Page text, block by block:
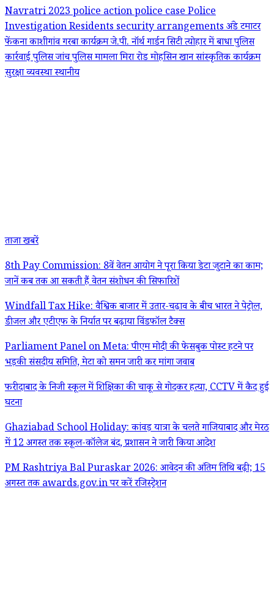
Navratri 2023police actionpolice casePolice
InvestigationResidentssecurity arrangementsअंडे टमाटर
फेंकनाकाशीगांवगरबा कार्यक्रमजे.पी. नॉर्थ गार्डन सिटीत्योहार में बाधापुलिस
कार्रवाईपुलिस जांचपुलिस मामलामिरा रोडमोहसिन खानसांस्कृतिक कार्यक्रम
सुरक्षा व्यवस्थास्थानीय
ताजा खबरें
8th Pay Commission: 8वें वेतन आयोग ने पूरा किया डेटा जुटाने का काम;
जानें कब तक आ सकती हैं वेतन संशोधन की सिफारिशें
Windfall Tax Hike: वैश्विक बाजार में उतार-चढ़ाव के बीच भारत ने पेट्रोल,
डीजल और एटीएफ के निर्यात पर बढ़ाया विंडफॉल टैक्स
Parliament Panel on Meta: पीएम मोदी की फेसबुक पोस्ट हटने पर
भड़की संसदीय समिति, मेटा को समन जारी कर मांगा जवाब
फरीदाबाद के निजी स्कूल में शिक्षिका की चाकू से गोदकर हत्या, CCTV में कैद हुई
घटना
Ghaziabad School Holiday: कांवड़ यात्रा के चलते गाजियाबाद और मेरठ
में 12 अगस्त तक स्कूल-कॉलेज बंद, प्रशासन ने जारी किया आदेश
PM Rashtriya Bal Puraskar 2026: आवेदन की अंतिम तिथि बढ़ी; 15
अगस्त तक awards.gov.in पर करें रजिस्ट्रेशन